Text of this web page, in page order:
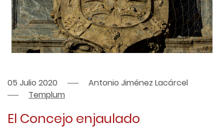
05 Julio 2020
Antonio Jiménez Lacárcel
Templum
El Concejo enjaulado